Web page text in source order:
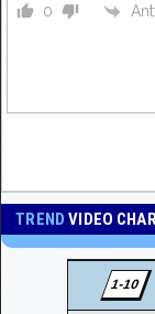
0
TRENDVIDEO